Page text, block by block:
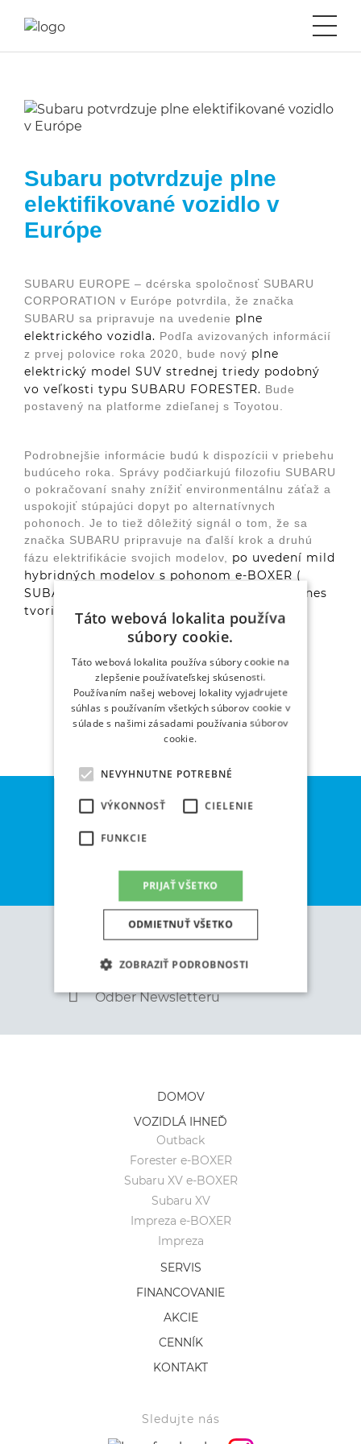
NOVÉ BEV
Termín na servis
Cenník
Kontakt
Sledujte nás
Subaru potvrdzuje plne
elektifikované vozidlo v
Európe
SUBARU EUROPE – dcérska spoločnosť SUBARU
CORPORATION v Európe potvrdila, že značka
SUBARU sa pripravuje na uvedenie plne
elektrického vozidla. Podľa avizovaných informácií
z prvej polovice roka 2020, bude nový plne
elektrický model SUV strednej triedy podobný
vo veľkosti typu SUBARU FORESTER. Bude
postavený na platforme zdieľanej s Toyotou.
Podrobnejšie informácie budú k dispozícii v priebehu
budúceho roka. Správy podčiarkujú filozofiu SUBARU
o pokračovaní snahy znížiť environmentálnu záťaž a
uspokojiť stúpajúci dopyt po alternatívnych
pohonoch. Je to tiež dôležitý signál o tom, že sa
značka SUBARU pripravuje na ďalší krok a druhú
fázu elektrifikácie svojich modelov, po uvedení mild
hybridných modelov s pohonom e-BOXER (
SUBARU XV, FORESTER a IMPREZA), ktoré dnes
tvoria 60 % jej predajov.
Ďalší krok je na Vás...
Mám záujem
Objednať testovaciu jazdu
Akcie
Odber Newsletteru
DOMOV
VOZIDLÁ IHNEĎ
Outback
Forester e-BOXER
Subaru XV e-BOXER
Subaru XV
Impreza e-BOXER
Impreza
SERVIS
FINANCOVANIE
AKCIE
CENNÍK
KONTAKT
Sledujte nás
Táto webová lokalita používa
súbory cookie.
Táto webová lokalita používa súbory cookie na
zlepšenie používateľskej skúsenosti.
Používaním našej webovej lokality vyjadrujete
súhlas s používaním všetkých súborov cookie v
súlade s našimi zásadami používania súborov
cookie.
NEVYHNUTNE POTREBNÉ
VÝKONNOSŤ CIELENIE
FUNKCIE
PRIJAŤ VŠETKO
ODMIETNUŤ VŠETKO
ZOBRAZIŤ PODROBNOSTI